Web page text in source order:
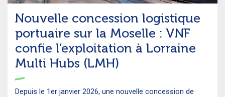
Nouvelle concession logistique
portuaire sur la Moselle : VNF
confie l’exploitation à Lorraine
Multi Hubs (LMH)
Depuis le 1er janvier 2026, une nouvelle concession de